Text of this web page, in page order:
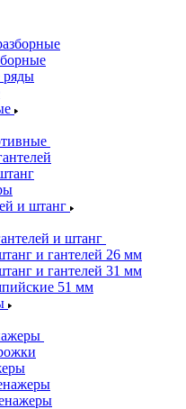
ряды
и штанг
и штанг
и гантелей 26 мм
и гантелей 31 мм
51 мм